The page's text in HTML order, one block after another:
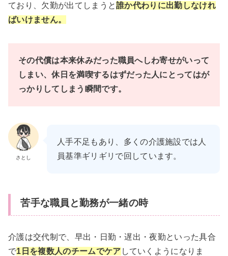
ており、欠勤が出てしまうと誰か代わりに出勤しなけれ
ばいけません。
その代償は本来休みだった職員へしわ寄せがいって
しまい、休日を満喫するはずだった人にとってはが
っかりしてしまう瞬間です。
さとし
人手不足もあり、多くの介護施設では人
員基準ギリギリで回しています。
苦手な職員と勤務が一緒の時
介護は交代制で、早出・日勤・遅出・夜勤といった具合
で1日を複数人のチームでケア していくようになりま